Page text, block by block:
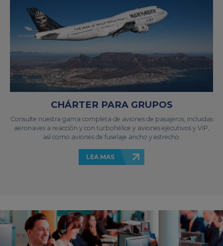
CHÁRTER PARA GRUPOS
Consulte nuestra gama completa de aviones de pasajeros, incluidas
aeronaves a reacción y con turbohélice y aviones ejecutivos y VIP,
así como aviones de fuselaje ancho y estrecho.
LEA MAS